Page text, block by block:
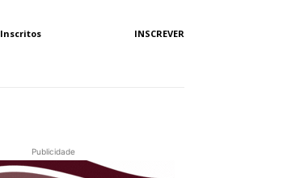
Inscritos INSCREVER
Publicidade